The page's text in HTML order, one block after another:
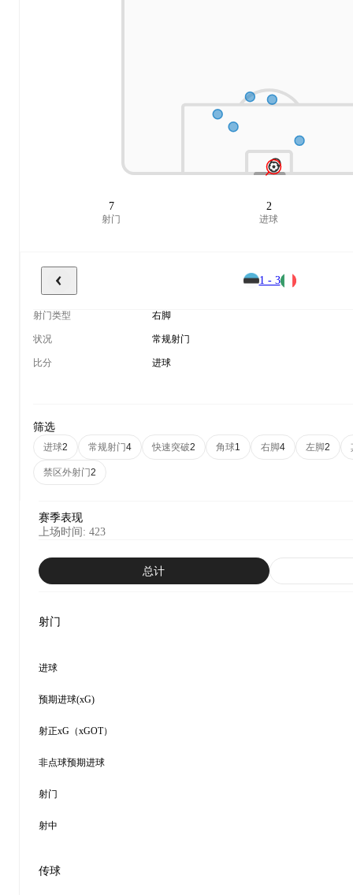
7
射门
2
进球
1 - 3
射门类型 右脚
状况 常规射门
比分 进球
筛选
进球2 常规射门4 快速突破2 角球1 右脚4 左脚2
禁区外射门2
赛季表现
上场时间: 423
总计
射门
进球
预期进球(xG)
射正xG（xGOT）
非点球预期进球
射门
射中
传球